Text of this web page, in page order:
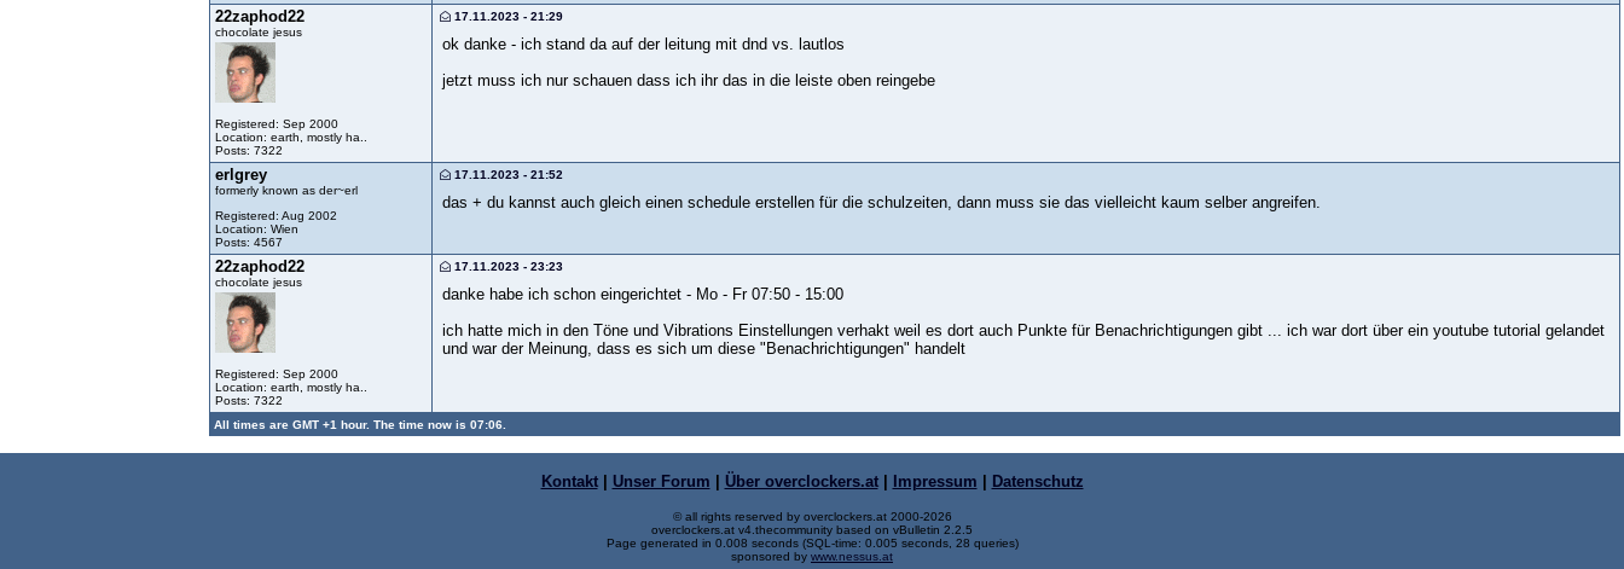
22zaphod22
chocolate jesus
Registered: Sep 2000
Location: earth, mostly ha..
Posts: 7322
17.11.2023 - 21:29
ok danke - ich stand da auf der leitung mit dnd vs. lautlos
jetzt muss ich nur schauen dass ich ihr das in die leiste oben reingebe
erlgrey
formerly known as der~erl
Registered: Aug 2002
Location: Wien
Posts: 4567
17.11.2023 - 21:52
das + du kannst auch gleich einen schedule erstellen für die schulzeiten, dann muss sie das vielleicht kaum selber angreifen.
22zaphod22
chocolate jesus
Registered: Sep 2000
Location: earth, mostly ha..
Posts: 7322
17.11.2023 - 23:23
danke habe ich schon eingerichtet - Mo - Fr 07:50 - 15:00
ich hatte mich in den Töne und Vibrations Einstellungen verhakt weil es dort auch Punkte für Benachrichtigungen gibt ... ich war dort über ein youtube tutorial gelandet
und war der Meinung, dass es sich um diese "Benachrichtigungen" handelt
All times are GMT +1 hour. The time now is 07:06.
Kontakt| Unser Forum | Über overclockers.at| Impressum | Datenschutz
© all rights reserved by overclockers.at 2000-2026
overclockers.at v4.thecommunity based on vBulletin 2.2.5
Page generated in 0.008 seconds (SQL-time: 0.005 seconds, 28 queries)
sponsored by www.nessus.at